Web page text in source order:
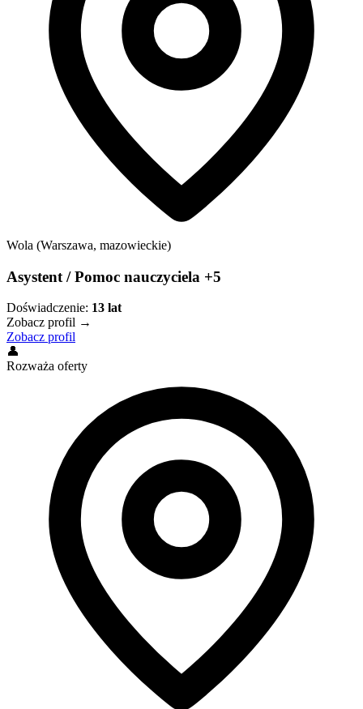
Wola (Warszawa, mazowieckie)
Asystent / Pomoc nauczyciela +5
Doświadczenie: 13 lat
Zobacz profil →
Zobacz profil
👤
Rozważa oferty